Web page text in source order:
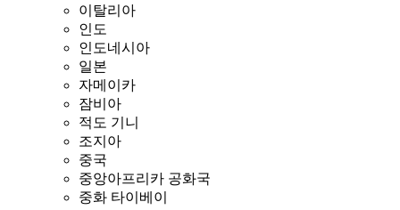
이탈리아
인도
인도네시아
일본
자메이카
잠비아
적도 기니
조지아
중국
중앙아프리카 공화국
중화 타이베이